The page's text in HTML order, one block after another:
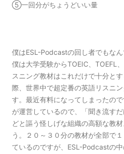
⑤一回分がちょうどいい量
僕はESL-Podcastの回し者でもな
僕は大学受験からTOEIC、TOEFL
スニング教材はこれだけで十分と
際、世界中で超定番の英語リスニ
す。最近有料になってしまったの
が運営しているので、「聞き流す
どと謳う怪しげな組織の高額な教
う。２０～３０分の教材が全部で
ているのですが、ESL-Podcastの